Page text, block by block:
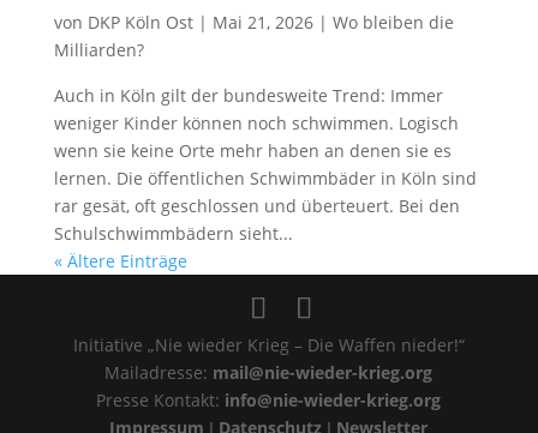
von DKP Köln Ost| Mai 21, 2026| Wo bleiben die
Milliarden?
Auch in Köln gilt der bundesweite Trend: Immer
weniger Kinder können noch schwimmen. Logisch
wenn sie keine Orte mehr haben an denen sie es
lernen. Die öffentlichen Schwimmbäder in Köln sind
rar gesät, oft geschlossen und überteuert. Bei den
Schulschwimmbädern sieht...
« Ältere Einträge
Initiative „Nie wieder Krieg – Die Waffen nieder!“
Mailadresse: mail@nie-wieder-krieg.org
Presse Kontakt: info@nie-wieder-krieg.org
Impressum I Datenschutz I Newsletter